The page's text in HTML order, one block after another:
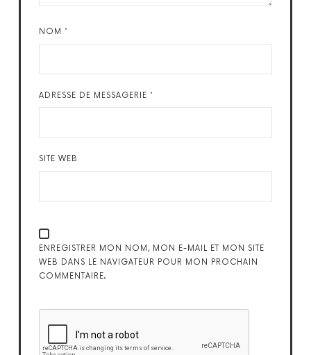
NOM *
ADRESSE DE MESSAGERIE *
SITE WEB
ENREGISTRER MON NOM, MON E-MAIL ET MON SITE
WEB DANS LE NAVIGATEUR POUR MON PROCHAIN
COMMENTAIRE.